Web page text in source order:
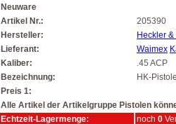
Neuware
Artikel Nr.:
205390
Hersteller:
Heckler &
Lieferant:
Waimex
Kaliber:
.45 ACP
Bezeichnung:
HK-
Preis 1:
Alle Artikel der Artikelgruppe Pistolen
Echtzeit-Lagermenge:
noch 0